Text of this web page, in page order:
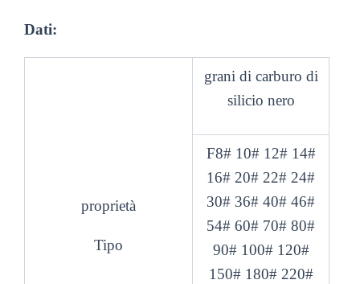
Dati:
proprietà
Tipo
grani di carburo di
silicio nero
F8# 10# 12# 14#
16# 20# 22# 24#
30# 36# 40# 46#
54# 60# 70# 80#
90# 100# 120#
150# 180# 220#